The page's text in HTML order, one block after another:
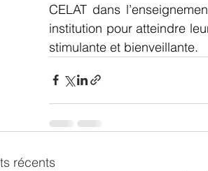
CELAT dans
institution pour atteindre
stimulante et bienveillante.
récents